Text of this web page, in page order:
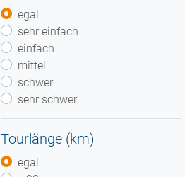
egal
sehr einfach
einfach
mittel
schwer
sehr schwer
Tourlänge (km)
egal